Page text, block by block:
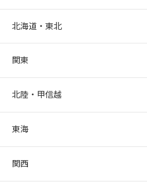
北海道・東北
関東
北陸・甲信越
東海
関西